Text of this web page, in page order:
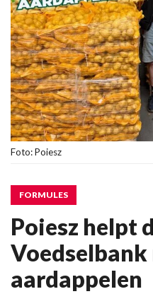
Foto: Poiesz
FORMULES
Poiesz helpt
Voedselbank
aardappelen